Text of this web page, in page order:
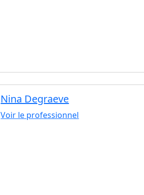
Nina Degraeve
Voir le professionnel